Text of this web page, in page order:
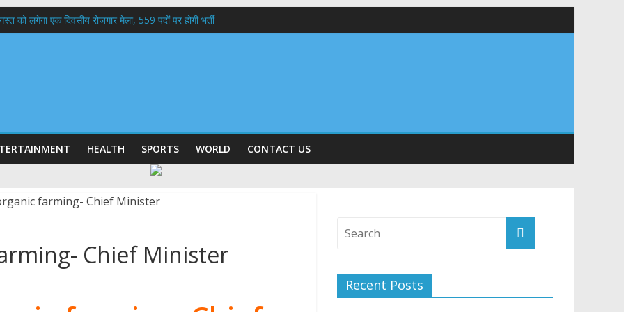
को लगेगा एक दिवसीय रोजगार मेला, 559 पदों पर होगी भर्ती
गढ़वाल विश्वविद्यालय में अनुसंधान संरचना होगी सुदृढ,उच्च शिक्षा मंत्री धन सिंह रावत ने नवनियुक्त केन्द्रीय शिक्षा मंत्री से की मुलाकात
HEALTH SPORTS WORLD CONTACT US
Chief Minister
Recent Posts